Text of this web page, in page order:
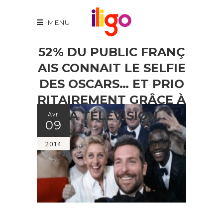
MENU
52% DU PUBLIC FRANÇ
AIS CONNAIT LE SELFIE
DES OSCARS… ET PRIO
RITAIREMENT GRÂCE À
LA TÉLÉVISION.
Avr
09
2014